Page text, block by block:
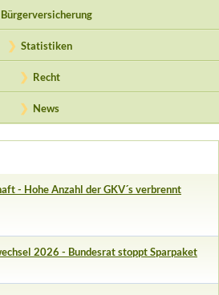
Bürgerversicherung
Statistiken
Recht
News
- Hohe Anzahl der GKV´s verbrennt
2026 - Bundesrat stoppt Sparpaket